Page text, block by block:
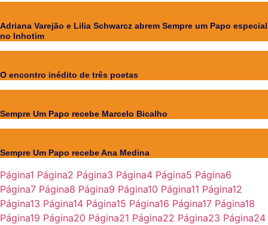
Adriana Varejão e Lilia Schwarcz abrem Sempre um Papo especial
no Inhotim
O encontro inédito de três poetas
Sempre Um Papo recebe Marcelo Bicalho
Sempre Um Papo recebe Ana Medina
Página1 Página2 Página3 Página4 Página5 Página6
Página7 Página8 Página9 Página10 Página11 Página12
Página13 Página14 Página15 Página16 Página17 Página18
Página19 Página20 Página21 Página22 Página23 Página24